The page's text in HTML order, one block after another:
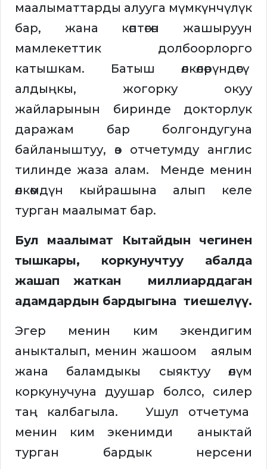
маалыматтарды алууга мүмкүнчүлүк
бар, жана көптөгөн жашыруун
мамлекеттик долбоорлорго
катышкам. Батыш өлкөлөрүндөгү
алдыңкы, жогорку окуу
жайларынын биринде докторлук
даражам бар болгондугуна
байланыштуу, өз отчетумду англис
тилинде жаза алам. Менде менин
өлкөмдүн кыйрашына алып келе
турган маалымат бар.
Бул маалымат Кытайдын чегинен
тышкары, коркунучтуу абалда
жашап жаткан миллиарддаган
адамдардын бардыгына тиешелүү.
Эгер менин ким экендигим
аныкталып, менин жашоом аялым
жана баламдыкы сыяктуу өлүм
коркунучуна дуушар болсо, силер
таң калбагыла. Ушул отчетума
менин ким экенимди аныктай
турган бардык нерсени